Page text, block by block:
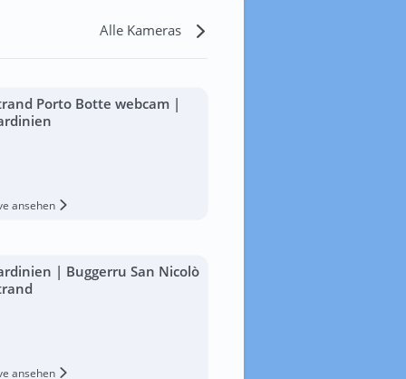
Alle Kameras
Porto Botte webcam |
ansehen
| Buggerru San Nicolò
ansehen